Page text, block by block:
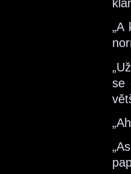
„A
se